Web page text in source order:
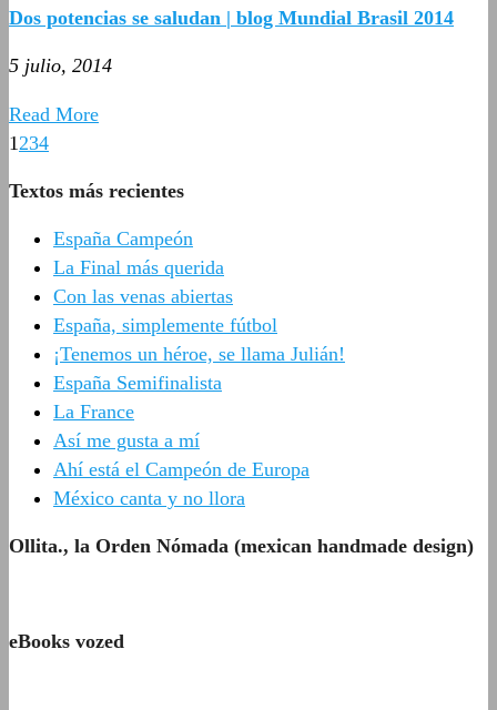
Dos potencias se saludan | blog Mundial Brasil 2014
5 julio, 2014
Read More
1 234
Textos más recientes
España Campeón
La Final más querida
Con las venas abiertas
España, simplemente fútbol
¡Tenemos un héroe, se llama Julián!
España Semifinalista
La France
Así me gusta a mí
Ahí está el Campeón de Europa
México canta y no llora
Ollita., la Orden Nómada (mexican handmade design)
eBooks vozed